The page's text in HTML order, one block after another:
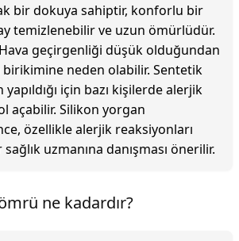
bir dokuya sahiptir, konforlu bir
temizlenebilir ve uzun ömürlüdür.
geçirgenliği düşük olduğundan
neden olabilir. Sentetik
için bazı kişilerde alerjik
açabilir. Silikon yorgan
özellikle alerjik reaksiyonları
uzmanına danışması önerilir.
ne kadardır?